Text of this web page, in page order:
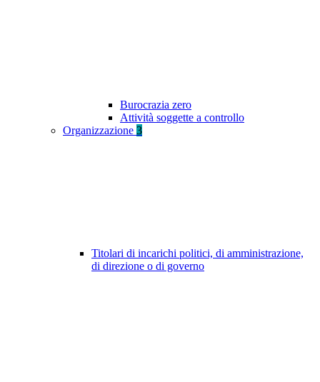
Burocrazia zero
Attività soggette a controllo
Organizzazione 3
Titolari di incarichi politici, di amministrazione,
di direzione o di governo